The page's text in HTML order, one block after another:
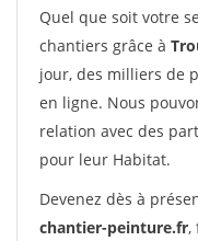
Quel que soit votre
chantiers grâce à
jour, des milliers de
en ligne. Nous
relation avec des
pour leur Habitat.
Devenez dès à
chantier-peinture.fr,